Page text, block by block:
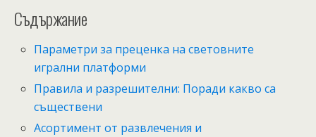
Съдържание
Параметри за преценка на световните
игрални платформи
Правила и разрешителни: Поради какво са
съществени
Асортимент от развлечения и